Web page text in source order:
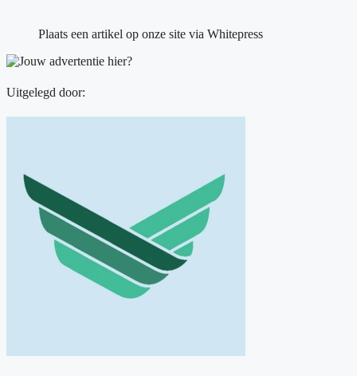
Plaats een artikel op onze site via Whitepress
Uitgelegd door: